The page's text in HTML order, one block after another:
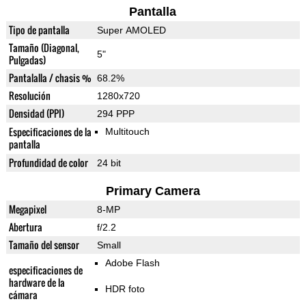
Pantalla
Tipo de pantalla Super AMOLED
Tamaño (Diagonal,
Pulgadas)
5"
Pantalalla / chasis % 68.2%
Resolución 1280x720
Densidad (PPI) 294 PPP
Especificaciones de la
pantalla
Multitouch
Profundidad de color 24 bit
Primary Camera
Megapixel 8-MP
Abertura f/2.2
Tamaño del sensor Small
especificaciones de
hardware de la
cámara
Adobe Flash
HDR foto